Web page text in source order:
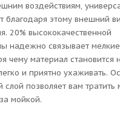
воздействиям,
благодаря этому внешний
20% высококачественной
надежно связывает мелкие
чему материал становится
и приятно ухаживать.
позволяет вам тратить
мойкой.